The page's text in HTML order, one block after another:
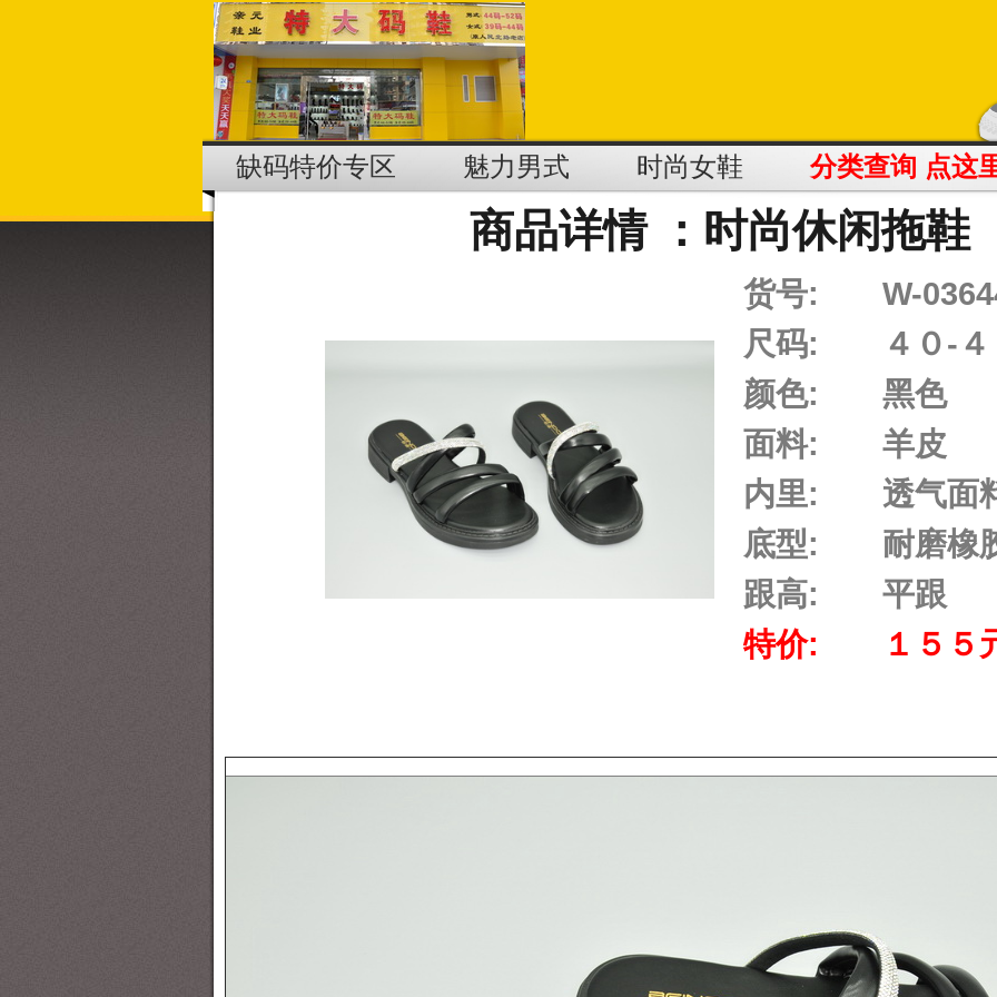
缺码特价专区 魅力男式 时尚女鞋 分类查询 点这
商品详情 ：时尚休闲拖鞋
货号:
W-
尺码:
４０-
颜色:
黑色
面料:
羊皮
内里:
透气面
底型:
耐磨橡
跟高:
平跟
特价:
１５５